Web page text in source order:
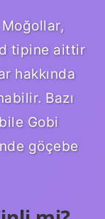
Moğollar,
tipine aittir
hakkında
Bazı
Gobi
göçebe